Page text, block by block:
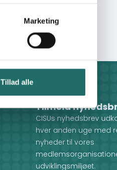
Marketing
Tillad alle
Tilmeld
CISUs nyhedsbrev
hver anden uge med
nyheder til vores
udviklingsmiljøet.